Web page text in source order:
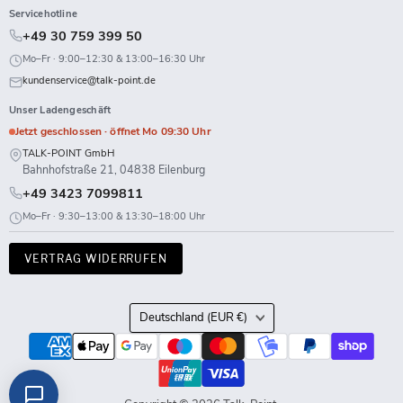
Servicehotline
+49 30 759 399 50
Mo–Fr · 9:00–12:30 & 13:00–16:30 Uhr
kundenservice@talk-point.de
Unser Ladengeschäft
Jetzt geschlossen · öffnet Mo 09:30 Uhr
TALK-POINT GmbH
Bahnhofstraße 21, 04838 Eilenburg
+49 3423 7099811
Mo–Fr · 9:30–13:00 & 13:30–18:00 Uhr
VERTRAG WIDERRUFEN
Land
Deutschland (EUR €)